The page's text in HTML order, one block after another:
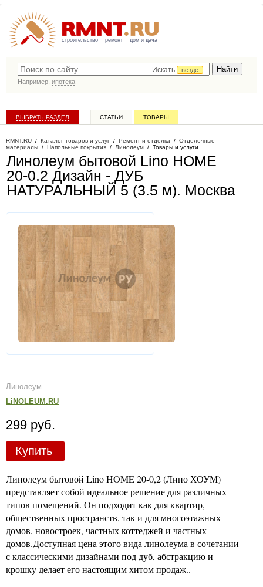
строительство ремонт дом и дача
Искать
везде
Например, ипотека
ВЫБРАТЬ РАЗДЕЛ СТАТЬИ ТОВАРЫ
RMNT.RU / Каталог товаров и услуг / Ремонт и отделка / Отделочные
материалы / Напольные покрытия / Линолеум / Товары и услуги
Линолеум бытовой Lino HOME
20-0.2 Дизайн - ДУБ
НАТУРАЛЬНЫЙ 5 (3.5 м). Москва
Линолеум
LiNOLEUM.RU
299 руб.
Купить
Линолеум бытовой Lino HOME 20-0,2 (Лино ХОУМ)
представляет собой идеальное решение для различных
типов помещений. Он подходит как для квартир,
общественных пространств, так и для многоэтажных
домов, новостроек, частных коттеджей и частных
домов.Доступная цена этого вида линолеума в сочетании
с классическими дизайнами под дуб, абстракцию и
крошку делает его настоящим хитом продаж..